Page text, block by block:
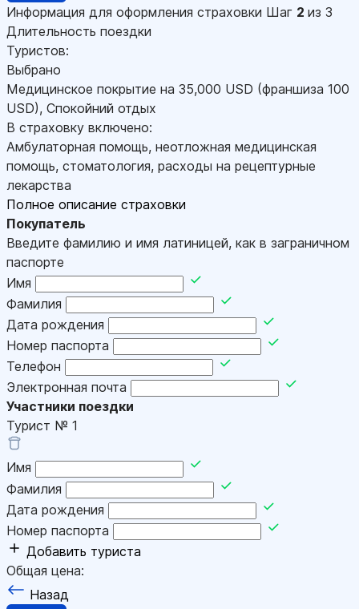
Информация для оформления страховки Шаг 2 из 3
Длительность поездки
Туристов:
Выбрано
Медицинское покрытие на 35,000 USD (франшиза 100
USD), Спокойний отдых
В страховку включено:
Амбулаторная помощь, неотложная медицинская
помощь, стоматология, расходы на рецептурные
лекарства
Полное описание страховки
Покупатель
Введите фамилию и имя латиницей, как в заграничном
паспорте
Имя
Фамилия
Дата рождения
Номер паспорта
Телефон
Электронная почта
Участники поездки
Турист № 1
Имя
Фамилия
Дата рождения
Номер паспорта
Добавить туриста
Общая цена:
Назад